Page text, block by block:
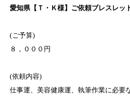
愛知県【Ｔ・Ｋ様】ご依頼ブレスレッ
(ご予算)
８，０００円
(依頼内容)
仕事運、美容健康運、執筆作業に必要